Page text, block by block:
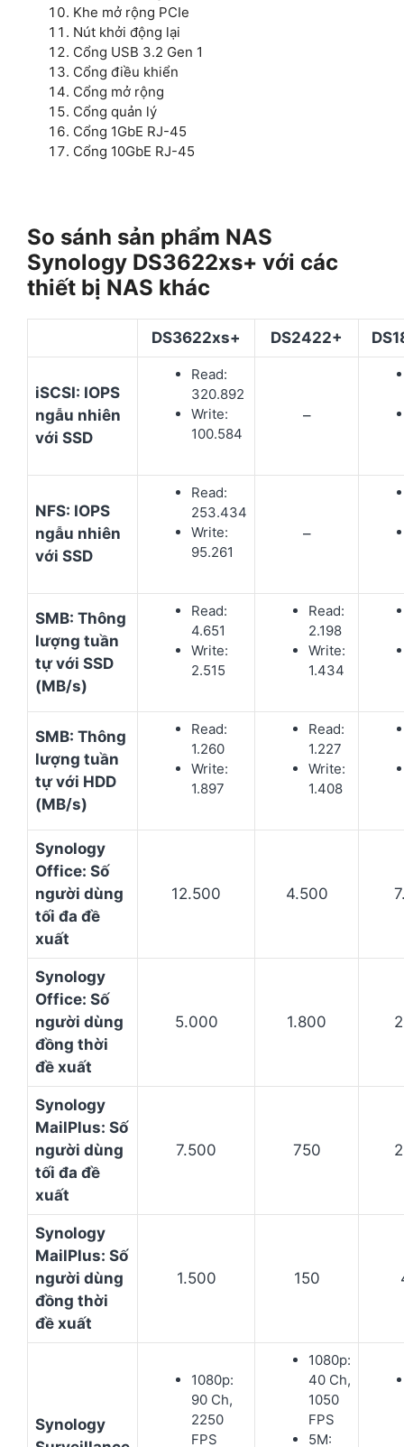
Khe mở rộng PCIe
Nút khởi động lại
Cổng USB 3.2 Gen 1
Cổng điều khiển
Cổng mở rộng
Cổng quản lý
Cổng 1GbE RJ-45
Cổng 10GbE RJ-45
So sánh sản phẩm NAS
Synology DS3622xs+ với các
thiết bị NAS khác
DS3622xs+ DS2422+
iSCSI: IOPS
ngẫu nhiên
với SSD
Read:
320.892
Write:
100.584
–
NFS: IOPS
ngẫu nhiên
với SSD
Read:
253.434
Write:
95.261
–
SMB: Thông
lượng tuần
tự với SSD
(MB/s)
Read:
4.651
Write:
2.515
Read:
2.198
Write:
1.434
SMB: Thông
lượng tuần
tự với HDD
(MB/s)
Read:
1.260
Write:
1.897
Read:
1.227
Write:
1.408
Synology
Office: Số
người dùng
tối đa đề
xuất
12.500 4.500
Synology
Office: Số
người dùng
đồng thời
đề xuất
5.000 1.800
Synology
MailPlus: Số
người dùng
tối đa đề
xuất
7.500 750
Synology
MailPlus: Số
người dùng
đồng thời
đề xuất
1.500 150
Synology
1080p:
90 Ch,
2250
FPS
1080p:
40 Ch,
1050
FPS
5M: